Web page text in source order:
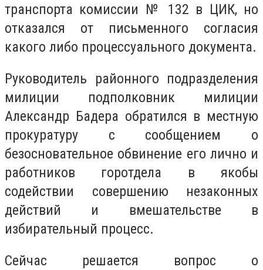
транспорта комиссии № 132 в ЦИК, но
отказался от письменного согласия
какого либо процессуального документа.
Руководитель районного подразделения
милиции подполковник милиции
Александр Бадера обратился в местную
прокуратуру с сообщением о
безосновательное обвинение его лично и
работников горотдела в якобы
содействии совершению незаконных
действий и вмешательстве в
избирательный процесс.
Сейчас решается вопрос о